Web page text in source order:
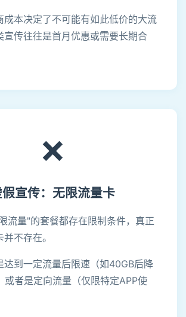
成本决定了不可能有如此低价的大流
宣传往往是首月优惠或需要长期合
❌
假宣传：无限流量卡
流量"的套餐都存在限制条件，真正
不存在。
达到一定流量后限速（如40GB后降
或者是定向流量（仅限特定APP使